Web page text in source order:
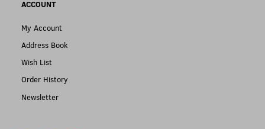
ACCOUNT
My Account
Address Book
Wish List
Order History
Newsletter